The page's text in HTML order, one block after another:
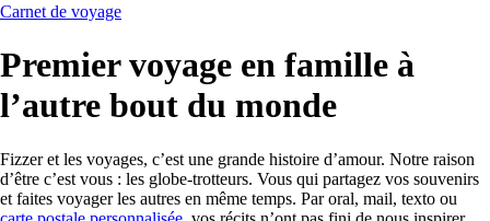
Carnet de voyage
Premier voyage en famille à
l’autre bout du monde
Fizzer et les voyages, c’est une grande histoire d’amour. Notre raison
d’être c’est vous : les globe-trotteurs. Vous qui partagez vos souvenirs
et faites voyager les autres en même temps. Par oral, mail, texto ou